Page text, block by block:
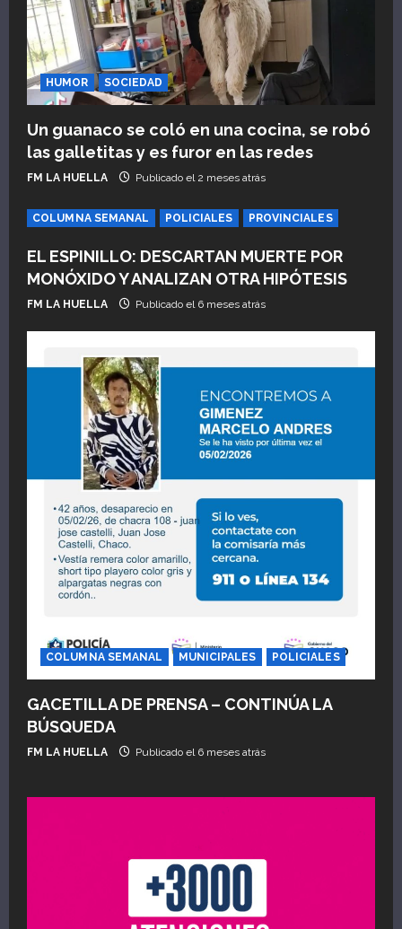
d
e
e
n
t
r
a
d
HUMOR SOCIEDAD
Un guanaco se coló en una cocina, se robó
las galletitas y es furor en las redes
FM LA HUELLA Publicado el 2 meses atrás
COLUMNA SEMANAL POLICIALES PROVINCIALES
EL ESPINILLO: DESCARTAN MUERTE POR
MONÓXIDO Y ANALIZAN OTRA HIPÓTESIS
FM LA HUELLA Publicado el 6 meses atrás
COLUMNA SEMANAL MUNICIPALES POLICIALES
GACETILLA DE PRENSA – CONTINÚA LA
BÚSQUEDA
FM LA HUELLA Publicado el 6 meses atrás